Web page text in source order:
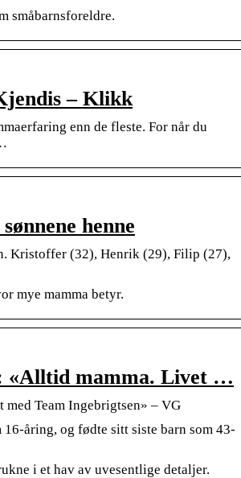
småbarnsforeldre.
– Klikk
enn de fleste. For når du
henne
Kristoffer (32), Henrik (29), Filip (27),
mye mamma betyr.
«Alltid mamma. Livet …
Team Ingebrigtsen» – VG
åring, og fødte sitt siste barn som 43-
i et hav av uvesentlige detaljer.